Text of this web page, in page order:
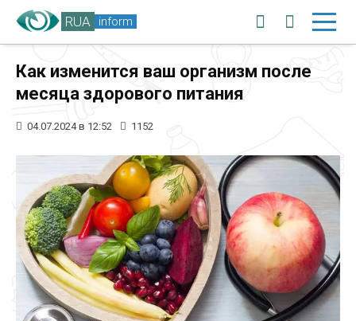
RUA inform
Как изменится ваш организм после
месяца здорового питания
04.07.2024 в 12:52 1152